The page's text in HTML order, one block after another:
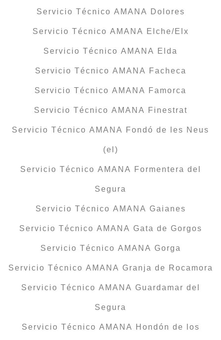
Servicio Técnico AMANA Dolores
Servicio Técnico AMANA Elche/Elx
Servicio Técnico AMANA Elda
Servicio Técnico AMANA Facheca
Servicio Técnico AMANA Famorca
Servicio Técnico AMANA Finestrat
Servicio Técnico AMANA Fondó de les Neus
(el)
Servicio Técnico AMANA Formentera del
Segura
Servicio Técnico AMANA Gaianes
Servicio Técnico AMANA Gata de Gorgos
Servicio Técnico AMANA Gorga
Servicio Técnico AMANA Granja de Rocamora
Servicio Técnico AMANA Guardamar del
Segura
Servicio Técnico AMANA Hondón de los